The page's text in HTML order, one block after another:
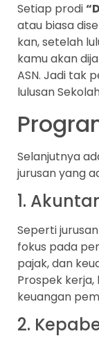
Setiap prodi
atau biasa
kan, setelah
kamu akan
ASN. Jadi tak
lulusan
Selanjutnya
jurusan yang
1.
Seperti
fokus pada
pajak, dan
Prospek
keuangan
2.